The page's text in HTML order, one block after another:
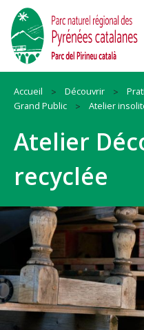
Accueil Découvrir
Grand Public
Atelier
Atelier
recyclée